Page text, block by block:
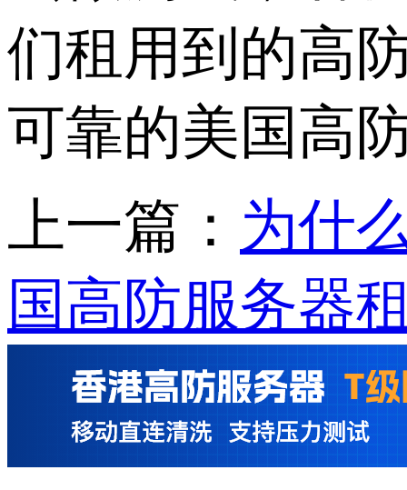
们租用到的高
可靠的美国高
上一篇： 为什
国高防服务器